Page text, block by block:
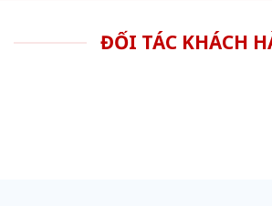
ĐỐI TÁC KHÁCH